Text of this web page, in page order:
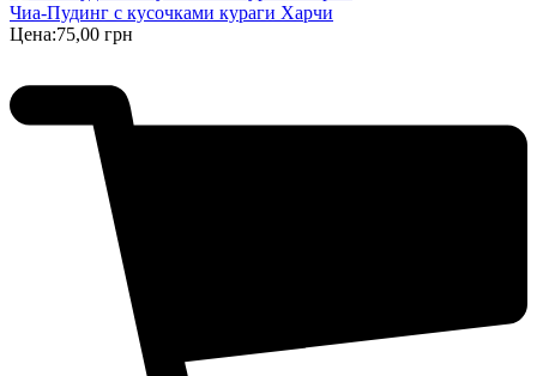
Чиа-Пудинг с кусочками кураги Харчи
Цена:75,00 грн